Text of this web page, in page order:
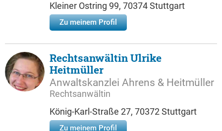
Kleiner Ostring 99, 70374 Stuttgart
Zu meinem Profil
Rechtsanwältin Ulrike
Heitmüller
Anwaltskanzlei Ahrens & Heitmüller
Rechtsanwältin
König-Karl-Straße 27, 70372 Stuttgart
Zu meinem Profil